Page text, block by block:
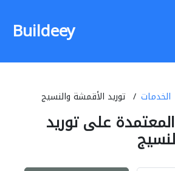
Buildeey
الخدمات توريد الأقمشة والنسيج
على توريد